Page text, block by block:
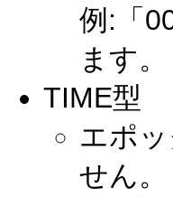
例:「
ます。
TIME型
エポ
せん。